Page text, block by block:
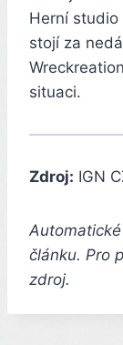
Herní
stojí za
situaci.
Zdroj: IGN
článku. Pro
zdroj.